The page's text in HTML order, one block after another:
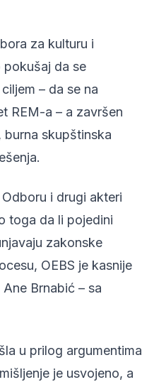
za kulturu i
pokušaj da se
– da se na
REM-a – a završen
burna skupštinska
i drugi akteri
toga da li pojedini
zakonske
OEBS je kasnije
Brnabić – sa
u prilog argumentima
je usvojeno, a